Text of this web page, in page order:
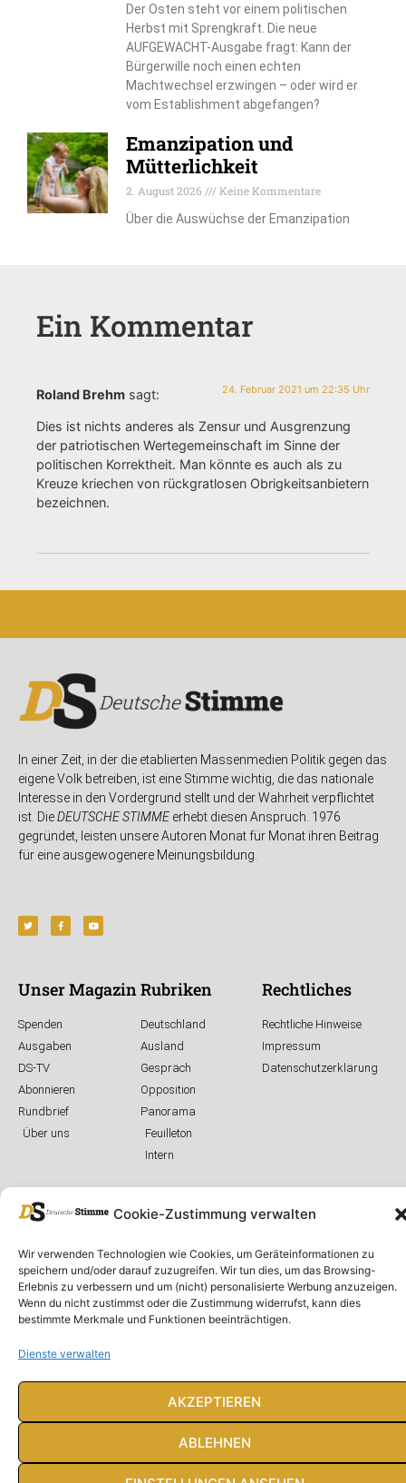
Cookie-Zustimmung verwalten
Wir verwenden Technologien wie Cookies, um Geräteinformationen zu
speichern und/oder darauf zuzugreifen. Wir tun dies, um das Browsing-
Erlebnis zu verbessern und um (nicht) personalisierte Werbung anzuzeigen.
Wenn du nicht zustimmst oder die Zustimmung widerrufst, kann dies
bestimmte Merkmale und Funktionen beeinträchtigen.
Dienste verwalten
AKZEPTIEREN
ABLEHNEN
Der Osten steht vor einem politischen
Herbst mit Sprengkraft. Die neue
AUFGEWACHT-Ausgabe fragt: Kann der
Bürgerwille noch einen echten
Machtwechsel erzwingen – oder wird er
vom Establishment abgefangen?
Emanzipation und
Mütterlichkeit
2. August 2026
Keine Kommentare
Über die Auswüchse der Emanzipation
Ein Kommentar
Roland Brehm sagt: 24. Februar 2021 um 22:35 Uhr
Dies ist nichts anderes als Zensur und Ausgrenzung
der patriotischen Wertegemeinschaft im Sinne der
politischen Korrektheit. Man könnte es auch als zu
Kreuze kriechen von rückgratlosen Obrigkeitsanbietern
bezeichnen.
In einer Zeit, in der die etablierten Massenmedien Politik gegen das
eigene Volk betreiben, ist eine Stimme wichtig, die das nationale
Interesse in den Vordergrund stellt und der Wahrheit verpflichtet
ist. DieDEUTSCHE STIMMEerhebt diesen Anspruch. 1976
gegründet, leisten unsere Autoren Monat für Monat ihren Beitrag
für eine ausgewogenere Meinungsbildung.
Unser Magazin
Spenden
Ausgaben
DS-TV
Abonnieren
Rundbrief
Über uns
Rubriken
Deutschland
Ausland
Gespräch
Opposition
Panorama
Feuilleton
Intern
Rechtliches
Rechtliche Hinweise
Impressum
Datenschutzerklärung